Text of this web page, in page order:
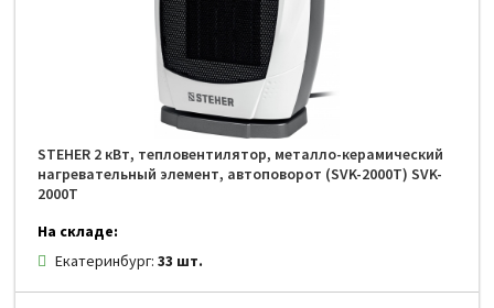
STEHER 2 кВт, тепловентилятор, металло-керамический
нагревательный элемент, автоповорот (SVK-2000T) SVK-
2000T
На складе:
Екатеринбург:33 шт.